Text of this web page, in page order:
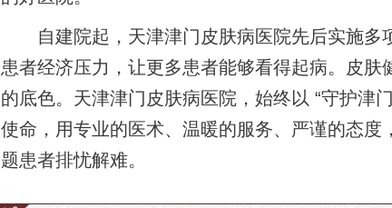
自建院起，天津津门皮肤病医院先后实施多
患者经济压力，让更多患者能够看得起病。皮肤
的底色。天津津门皮肤病医院，始终以 “守护津
使命，用专业的医术、温暖的服务、严谨的态度
题患者排忧解难。